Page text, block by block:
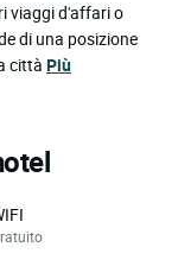
viaggi d'affari o
di una posizione
città Più